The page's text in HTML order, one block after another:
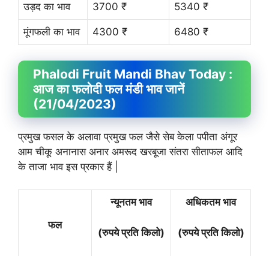
उड़द का भाव 3700 ₹ 5340 ₹
मूंगफली का भाव 4300 ₹ 6480 ₹
Phalodi Fruit Mandi Bhav Today :
आज का फलोदी फल मंडी भाव जानें
(21/04/2023)
प्रमुख फसल के अलावा प्रमुख फल जैसे सेब केला पपीता अंगूर
आम चीकू अनानास अनार अमरूद खरबूजा संतरा सीताफल आदि
के ताजा भाव इस प्रकार हैं |
फल
न्यूनतम भाव
(रुपये प्रति किलो)
अधिकतम भाव
(रुपये प्रति किलो)